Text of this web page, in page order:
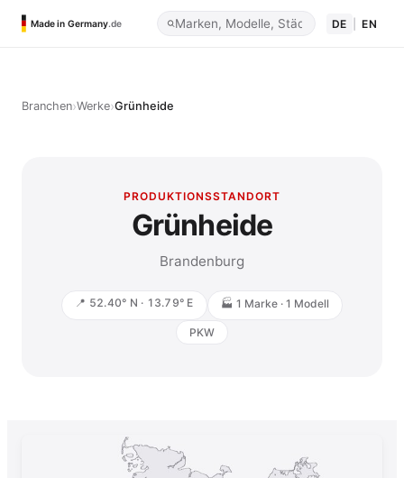
Made in Germany.de DE EN
Branchen›Werke›Grünheide
PRODUKTIONSSTANDORT
Grünheide
Brandenburg
📍 52.40° N · 13.79° E 🏭 1 Marke · 1 Modell
PKW